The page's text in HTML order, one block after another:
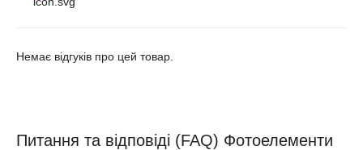
Немає відгуків про цей товар.
Питання та відповіді (FAQ) Фотоелементи